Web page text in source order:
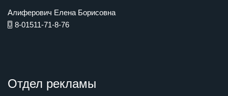
Алиферович Елена Борисовна
8-01511-71-8-76
Отдел рекламы